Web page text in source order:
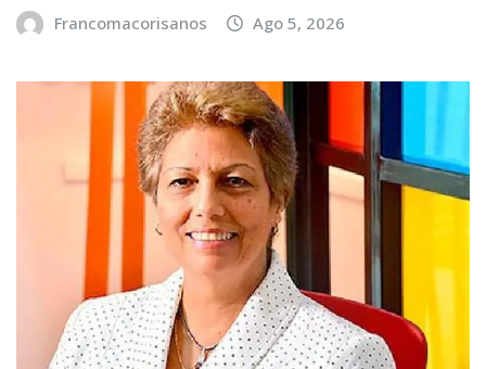
Francomacorisanos Ago 5, 2026